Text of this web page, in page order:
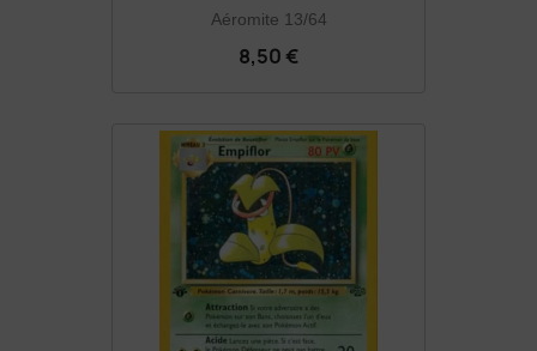
Aéromite 13/64
8,50 €